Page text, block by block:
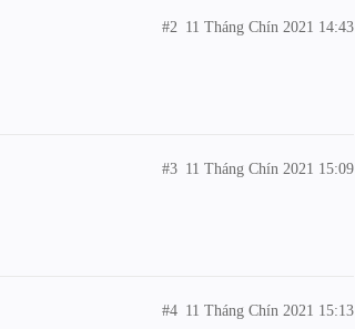
11 Tháng Chín 2021 14:43
#2
11 Tháng Chín 2021 15:09
#3
11 Tháng Chín 2021 15:13
#4